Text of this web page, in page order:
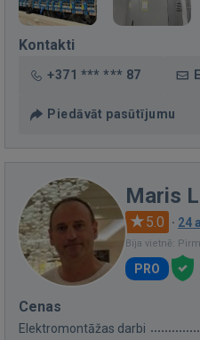
Kontakti
+371 *** *** 87
Piedāvāt pasūtījumu
Maris
5.0 · 24
Bija vietnē:
PRO
Cenas
Elektromontāžas darbi